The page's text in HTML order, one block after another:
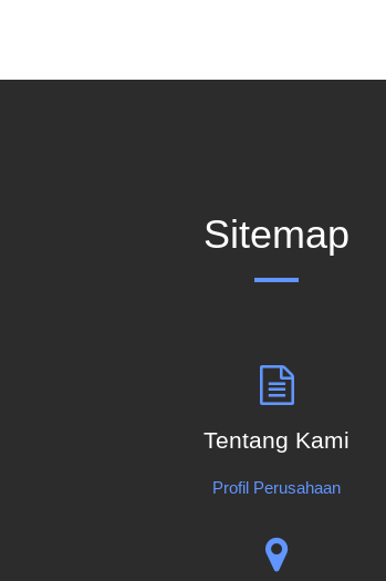
Sitemap
Tentang Kami
Profil Perusahaan